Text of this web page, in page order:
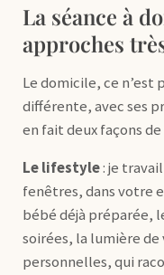
La séance à
approches
Le domicile, ce n’est
différente, avec ses
en fait deux façons
Le lifestyle: je
fenêtres, dans votre
bébé déjà préparée,
soirées, la lumière
personnelles, qui